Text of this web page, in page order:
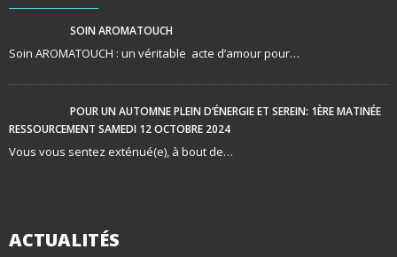
SOIN AROMATOUCH
Soin AROMATOUCH : un véritable acte d’amour pour…
POUR UN AUTOMNE PLEIN D’ÉNERGIE ET SEREIN: 1ÈRE MATINÉE
RESSOURCEMENT SAMEDI 12 OCTOBRE 2024
Vous vous sentez exténué(e), à bout de…
ACTUALITÉS